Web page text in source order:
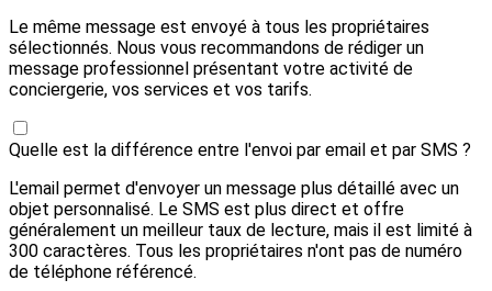
Le même message est envoyé à tous les propriétaires
sélectionnés. Nous vous recommandons de rédiger un
message professionnel présentant votre activité de
conciergerie, vos services et vos tarifs.
Quelle est la différence entre l'envoi par email et par SMS ?
L'email permet d'envoyer un message plus détaillé avec un
objet personnalisé. Le SMS est plus direct et offre
généralement un meilleur taux de lecture, mais il est limité à
300 caractères. Tous les propriétaires n'ont pas de numéro
de téléphone référencé.